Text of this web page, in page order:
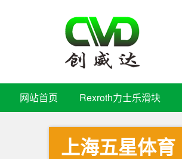
网站首页 Rexroth力士乐滑块
上海五星体育